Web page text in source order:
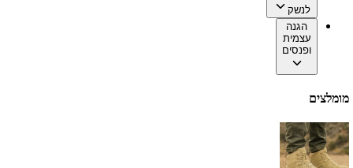
לנשק
הגנה
עצמית
ופנסים
מומלצים